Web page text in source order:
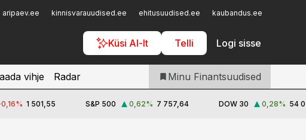
aripaev.ee kinnisvarauudised.ee ehitusuudised.ee kaubandus.ee
Küsi AI-lt Telli Logi sisse
Iseteenindus
Telli Finantsuudised
vihje Radar Minu Finantsuudised
% 1 501,55 S&P 500 0,62% 7 757,64 DOW 30 0,28% 54